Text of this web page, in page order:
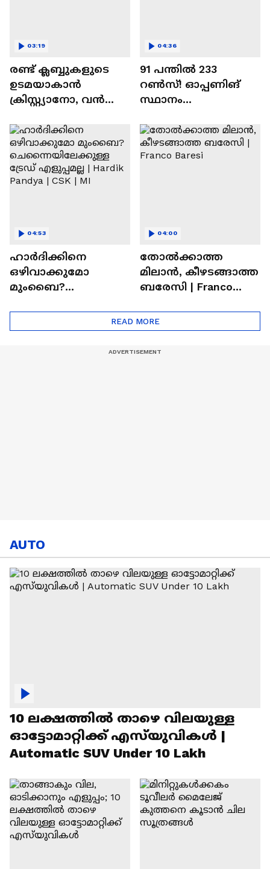
രണ്ട്‌ ക്ലബ്ബുകളുടെ
ഉടമയാകാന്‍
ക്രിസ്റ്റ്യാനോ, വന്‍
പദ്ധതികള്‍ | Cristiano
Ronaldo
03:19
91 പന്തില്‍ 233
റണ്‍സ്! ഓപ്പണിങ്
സ്ഥാനം
അഭിഷേക് ശർമ? |
Abhishek Sharma
04:36
ഹാർദിക്കിനെ
ഒഴിവാക്കുമോ
മുംബൈ?
Hardik Pandya | CSK |
04:53
തോല്‍ക്കാത്ത
മിലാന്‍, കീഴടങ്ങാത്ത
ബരേസി | Franco
04:00
READ MORE
AUTO
10 ലക്ഷത്തിൽ താഴെ വിലയുള്ള
ഓട്ടോമാറ്റിക്ക് എസ്‍യുവികൾ |
Automatic SUV Under 10 Lakh